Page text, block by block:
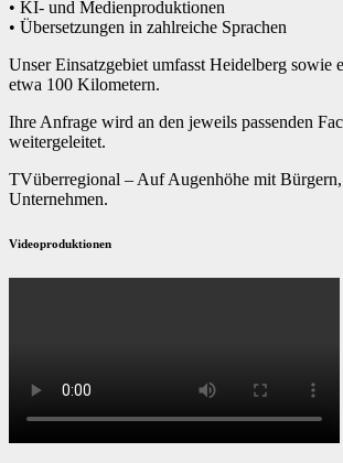
• KI- und Medienproduktionen
• Übersetzungen in zahlreiche Sprachen
Unser Einsatzgebiet umfasst Heidelberg sowie
etwa 100 Kilometern.
Ihre Anfrage wird an den jeweils passenden
weitergeleitet.
TVüberregional – Auf Augenhöhe mit
Unternehmen.
Videoproduktionen